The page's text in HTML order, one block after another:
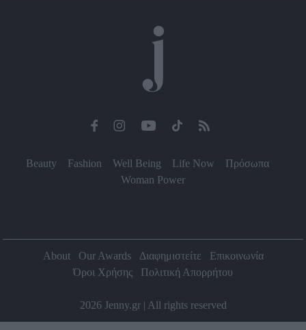
Beauty Fashion Well Being Life Now
Πρόσωπα
Woman Power
About Our Awards Διαφημιστείτε
Επικοινωνία
Όροι Χρήσης
Πολιτική Απορρήτου
2026 Jenny.gr | All rights reserved